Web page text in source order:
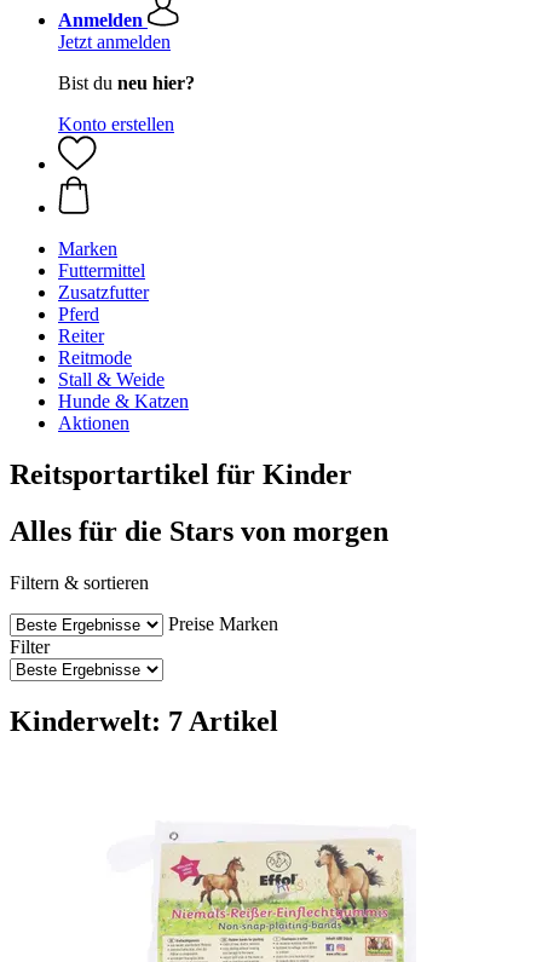
Anmelden
Jetzt anmelden
Bist du neu hier?
Konto erstellen
Marken
Futtermittel
Zusatzfutter
Pferd
Reiter
Reitmode
Stall & Weide
Hunde & Katzen
Aktionen
Reitsportartikel für Kinder
Alles für die Stars von morgen
Filtern & sortieren
Preise Marken
Filter
Kinderwelt: 7 Artikel